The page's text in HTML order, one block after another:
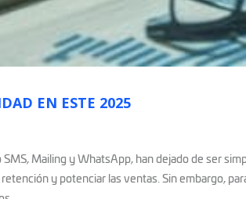
EN ESTE 2025
Mailing y WhatsApp, han dejado de ser
y potenciar las ventas. Sin embargo,